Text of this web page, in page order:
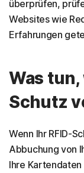
überprüfen,
Websites wie
Erfahrungen
Was tun,
Schutz
Wenn Ihr RFID-
Abbuchung von
Ihre